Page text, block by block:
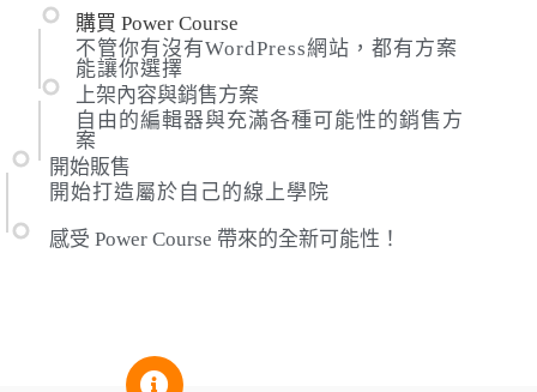
購買 Power Course
不管你有沒有WordPress網站，都有方案
能讓你選擇
上架內容與銷售方案
自由的編輯器與充滿各種可能性的銷售方
案
開始販售
開始打造屬於自己的線上學院
感受 Power Course 帶來的全新可能性！